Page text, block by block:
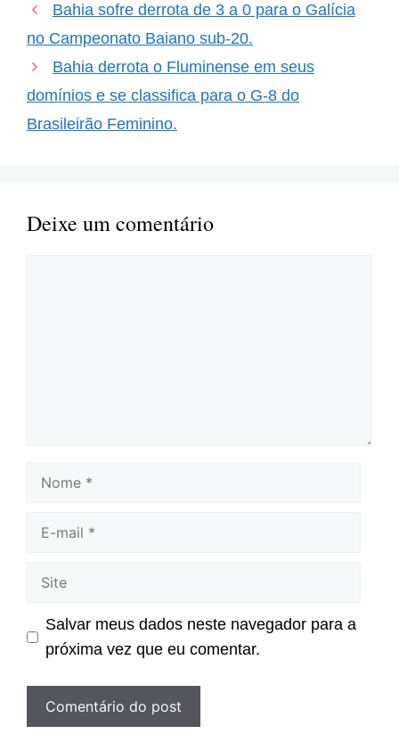
Bahia sofre derrota de 3 a 0 para o Galícia
no Campeonato Baiano sub-20.
Bahia derrota o Fluminense em seus
domínios e se classifica para o G-8 do
Brasileirão Feminino.
Deixe um comentário
Nome
Site
Salvar meus dados neste navegador para a
próxima vez que eu comentar.